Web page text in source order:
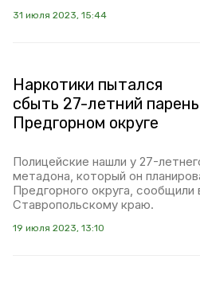
31 июля 2023, 15:44
Наркотики пытался
сбыть 27-летний
Предгорном округе
Полицейские нашли у 27-
метадона, который он
Предгорного округа,
Ставропольскому краю.
19 июля 2023, 13:10